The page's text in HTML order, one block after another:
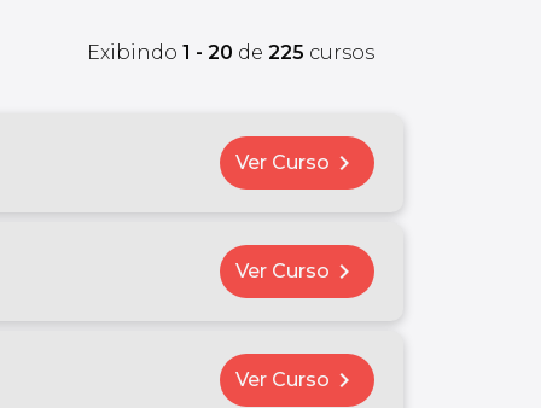
Exibindo 1 - 20 de 225 cursos
Ver Curso chevron_right
Ver Curso chevron_right
Ver Curso chevron_right